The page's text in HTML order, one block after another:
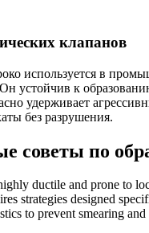
клапанов
используется в
устойчив к
удерживает
без разрушения.
советы по
ductile and prone to
strategies designed
to prevent smearing